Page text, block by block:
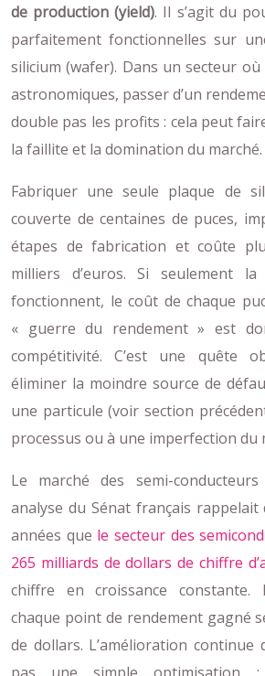
de production (yield). Il s’agit du
parfaitement fonctionnelles sur
silicium (wafer). Dans un secteur
astronomiques, passer d’un
double pas les profits : cela peut
la faillite et la domination du marché.
Fabriquer une seule plaque de
couverte de centaines de puces,
étapes de fabrication et coûte
milliers d’euros. Si seulement
fonctionnent, le coût de chaque
« guerre du rendement » est
compétitivité. C’est une quête
éliminer la moindre source de
une particule (voir section
processus ou à une imperfection du
Le marché des semi-
analyse du Sénat français rappelait
années que le secteur des
265 milliards de dollars de chiffre
chiffre en croissance constante.
chaque point de rendement gagné
de dollars. L’amélioration continue
pas une simple optimisation